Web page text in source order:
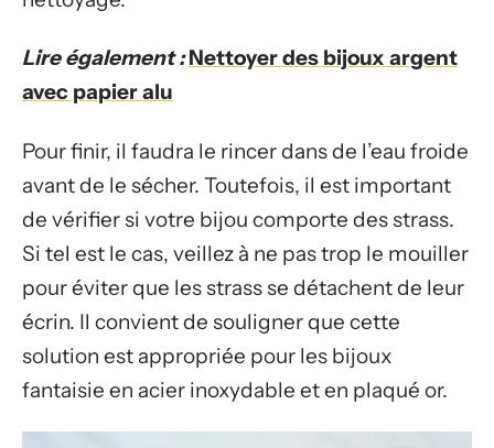
Lire également : Nettoyer des bijoux argent
avec papier alu
Pour finir, il faudra le rincer dans de l’eau froide
avant de le sécher. Toutefois, il est important
de vérifier si votre bijou comporte des strass.
Si tel est le cas, veillez à ne pas trop le mouiller
pour éviter que les strass se détachent de leur
écrin. Il convient de souligner que cette
solution est appropriée pour les bijoux
fantaisie en acier inoxydable et en plaqué or.